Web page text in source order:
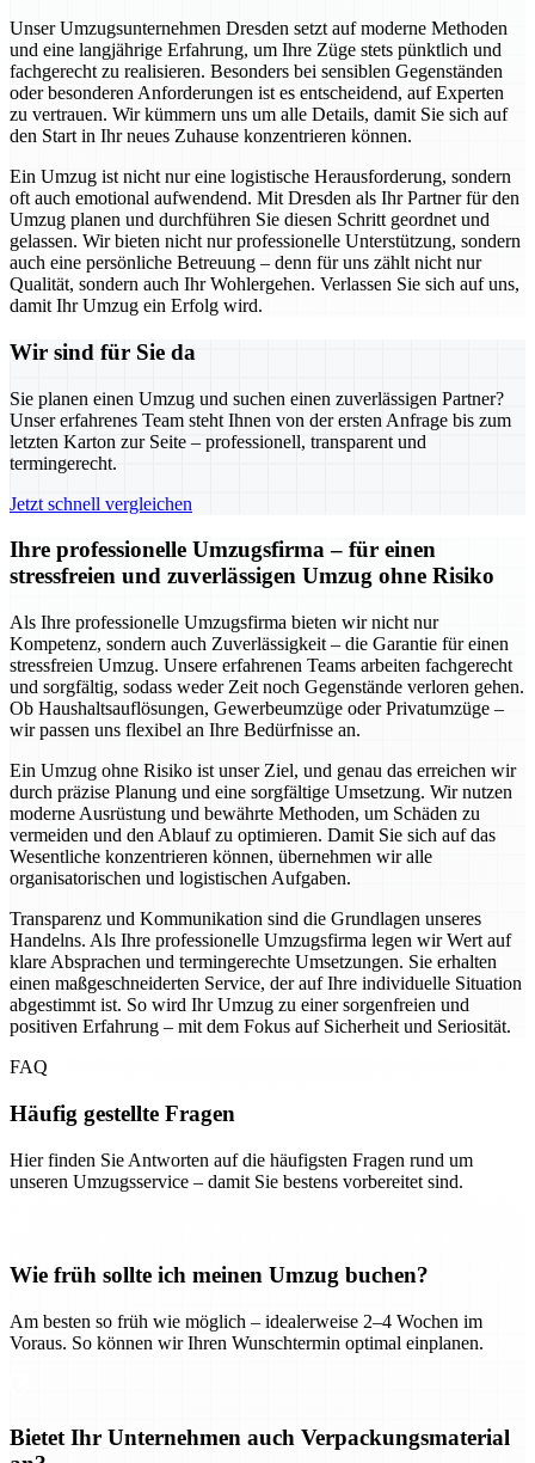
Unser Umzugsunternehmen Dresden setzt auf moderne Methoden
und eine langjährige Erfahrung, um Ihre Züge stets pünktlich und
fachgerecht zu realisieren. Besonders bei sensiblen Gegenständen
oder besonderen Anforderungen ist es entscheidend, auf Experten
zu vertrauen. Wir kümmern uns um alle Details, damit Sie sich auf
den Start in Ihr neues Zuhause konzentrieren können.
Ein Umzug ist nicht nur eine logistische Herausforderung, sondern
oft auch emotional aufwendend. Mit Dresden als Ihr Partner für den
Umzug planen und durchführen Sie diesen Schritt geordnet und
gelassen. Wir bieten nicht nur professionelle Unterstützung, sondern
auch eine persönliche Betreuung – denn für uns zählt nicht nur
Qualität, sondern auch Ihr Wohlergehen. Verlassen Sie sich auf uns,
damit Ihr Umzug ein Erfolg wird.
Wir sind für Sie da
Sie planen einen Umzug und suchen einen zuverlässigen Partner?
Unser erfahrenes Team steht Ihnen von der ersten Anfrage bis zum
letzten Karton zur Seite – professionell, transparent und
termingerecht.
Jetzt schnell vergleichen
Ihre professionelle Umzugsfirma – für einen
stressfreien und zuverlässigen Umzug ohne Risiko
Als Ihre professionelle Umzugsfirma bieten wir nicht nur
Kompetenz, sondern auch Zuverlässigkeit – die Garantie für einen
stressfreien Umzug. Unsere erfahrenen Teams arbeiten fachgerecht
und sorgfältig, sodass weder Zeit noch Gegenstände verloren gehen.
Ob Haushaltsauflösungen, Gewerbeumzüge oder Privatumzüge –
wir passen uns flexibel an Ihre Bedürfnisse an.
Ein Umzug ohne Risiko ist unser Ziel, und genau das erreichen wir
durch präzise Planung und eine sorgfältige Umsetzung. Wir nutzen
moderne Ausrüstung und bewährte Methoden, um Schäden zu
vermeiden und den Ablauf zu optimieren. Damit Sie sich auf das
Wesentliche konzentrieren können, übernehmen wir alle
organisatorischen und logistischen Aufgaben.
Transparenz und Kommunikation sind die Grundlagen unseres
Handelns. Als Ihre professionelle Umzugsfirma legen wir Wert auf
klare Absprachen und termingerechte Umsetzungen. Sie erhalten
einen maßgeschneiderten Service, der auf Ihre individuelle Situation
abgestimmt ist. So wird Ihr Umzug zu einer sorgenfreien und
positiven Erfahrung – mit dem Fokus auf Sicherheit und Seriosität.
FAQ
Häufig gestellte Fragen
Hier finden Sie Antworten auf die häufigsten Fragen rund um
unseren Umzugsservice – damit Sie bestens vorbereitet sind.
Wie früh sollte ich meinen Umzug buchen?
Am besten so früh wie möglich – idealerweise 2–4 Wochen im
Voraus. So können wir Ihren Wunschtermin optimal einplanen.
Bietet Ihr Unternehmen auch Verpackungsmaterial